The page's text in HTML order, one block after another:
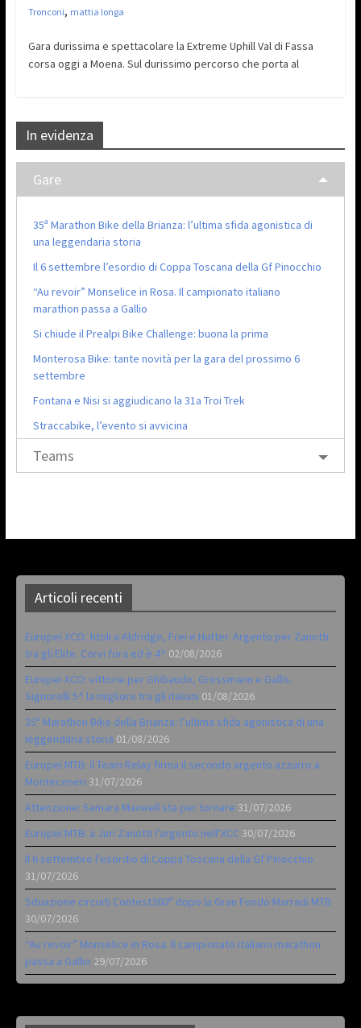
Tronconi, mattia longa
Gara durissima e spettacolare la Extreme Uphill Val di Fassa
corsa oggi a Moena. Sul durissimo percorso che porta al
In evidenza
Gare
35ª Marathon Bike della Brianza: l’ultima sfida agonistica di
una leggendaria storia
Il 6 settembre l’esordio di Coppa Toscana della Gf Pinocchio
“Au revoir” Monselice in Rosa. Il campionato italiano
marathon passa a Gallio
Si chiude il Prealpi Bike Challenge: buona la prima
Monterosa Bike: tante novità per la gara del prossimo 6
settembre
Fontana e Nisi si aggiudicano la 31a Troi Trek
Straccabike, l’evento si avvicina
Teams
Articoli recenti
Europei XCO: titoli a Aldridge, Frei e Hutter. Argento per Zanotti
tra gli Elite. Corvi fora ed è 4^ 02/08/2026
Europei XCO: vittorie per Ghibaudo, Grossmann e Gallis.
Signorelli 5^ la migliore tra gli italiani 01/08/2026
35ª Marathon Bike della Brianza: l’ultima sfida agonistica di una
leggendaria storia 01/08/2026
Europei MTB: il Team Relay firma il secondo argento azzurro a
Monteceneri 31/07/2026
Attenzione: Samara Maxwell sta per tornare 31/07/2026
Europei MTB: a Juri Zanotti l’argento nell’XCC 30/07/2026
Il 6 settembre l’esordio di Coppa Toscana della Gf Pinocchio
31/07/2026
Situazione circuiti Contest360° dopo la Gran Fondo Marradi MTB
30/07/2026
“Au revoir” Monselice in Rosa. Il campionato italiano marathon
passa a Gallio 29/07/2026